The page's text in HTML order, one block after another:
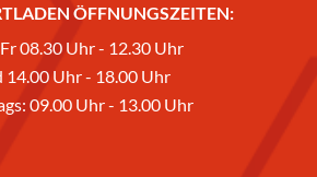
ÖFFNUNGSZEITEN:
08.30 Uhr - 12.30 Uhr
14.00 Uhr - 18.00 Uhr
09.00 Uhr - 13.00 Uhr